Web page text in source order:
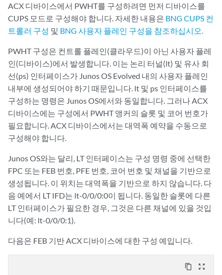
ACX 디바이스에서 PWHT를 구성하려면 먼저 디바이스를
CUPS 모드로 구성해야 합니다. 자세한 내용은 BNG CUPS 컨
트롤러 구성 및 BNG 사용자 플레인 구성을 참조하십시오.
PWHT 구성은 컨트롤 플레인(클라우드)이 아닌 사용자 플레
인(디바이스)에서 발생합니다. 이는 논리 터널(lt) 및 유사 회
선(ps) 인터페이스가 Junos OS Evolved 내의 사용자 플레인
내부에 생성되어야 하기 때문입니다. lt 및 ps 인터페이스를
구성하는 명령은 Junos OS에서와 동일합니다. 그러나 ACX
디바이스에는 구성에서 PWHT 앵커의 슬롯 및 코어 번호가
필요합니다. ACX 디바이스에서는 대역폭 예약을 수동으로
구성해야 합니다.
Junos OS와는 달리, LT 인터페이스는 구성 명령 중에 선택한
FPC 또는 FEB 번호, PFE 번호, 코어 번호 및 채널을 기반으로
생성됩니다. 이 위치는 대역폭을 기반으로 하지 않습니다. 다
음 예에서 LT IFD는 lt-0/0/0:0이 됩니다. 동일한 슬롯에 다른
LT 인터페이스가 필요한 경우, 그것은 다른 채널에 있을 것입
니다(예: lt-0/0/0:1).
다음은 FEB 기반 ACX 디바이스에 대한 구성 예입니다.
content_copy zoom_out_map